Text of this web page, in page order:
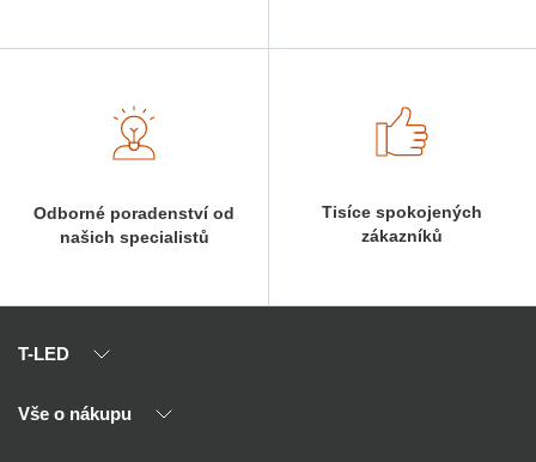
Odborné poradenství od
našich specialistů
Tisíce spokojených
zákazníků
T-LED
O nás
Vše o nákupu